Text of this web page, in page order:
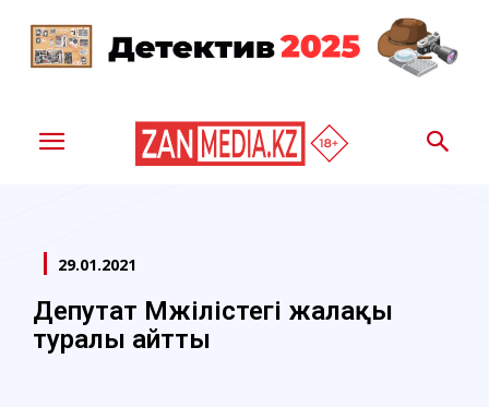
29.01.2021
Депутат Мәжілістегі жалақы
туралы айтты